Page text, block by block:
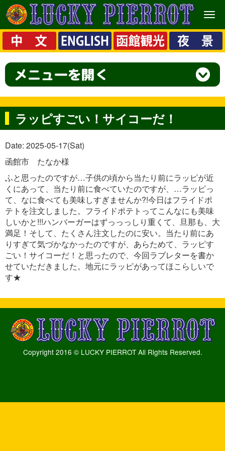
メ
ニ
ュ
ー
ラッピすごい！サイコーだ！
Date: 2025-05-17(Sat)
函館市 たなか様
ふと思ったのですが…子供の頃から当たり前にラッピが近
くにあって、当たり前に食べていたのですが、…ラッピっ
て、なに食べても美味しすぎませんか?!今日はフライドポ
テトを注文しました。フライドポテトってこんなにも美味
しいかと!!!ハンバーガーはずっっっしり重くて、旦那も、大
満足！そして、たくさん注文したのに安い。当たり前にあ
りすぎて気づかなかったのですが、あらためて、ラッピす
ごい！サイコーだ！と思ったので、今回ラブレターを書か
せていただきました。地元にラッピがあってほこらしいで
す★
Copyright 2016 © LUCKY PIERROT All Rights Reserved.